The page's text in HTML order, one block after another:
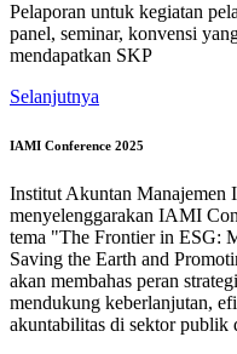
Pelaporan untuk kegiatan
panel, seminar, konvensi
mendapatkan SKP
Selanjutnya
IAMI Conference 2025
Institut Akuntan Manajemen
menyelenggarakan IAMI
tema "The Frontier in ESG:
Saving the Earth and
akan membahas peran
mendukung keberlanjutan,
akuntabilitas di sektor publik